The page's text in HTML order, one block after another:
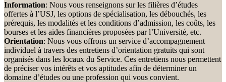
Information: Nous vous renseignons sur les filières d’études
offertes à l’USJ, les options de spécialisation, les débouchés, les
prérequis, les modalités et les conditions d’admission, les coûts, les
bourses et les aides financières proposées par l’Université, etc.
Orientation: Nous vous offrons un service d’accompagnement
individuel à travers des entretiens d’orientation gratuits qui sont
organisés dans les locaux du Service. Ces entretiens nous permettent
de préciser vos intérêts et vos aptitudes afin de déterminer un
domaine d’études ou une profession qui vous convient.